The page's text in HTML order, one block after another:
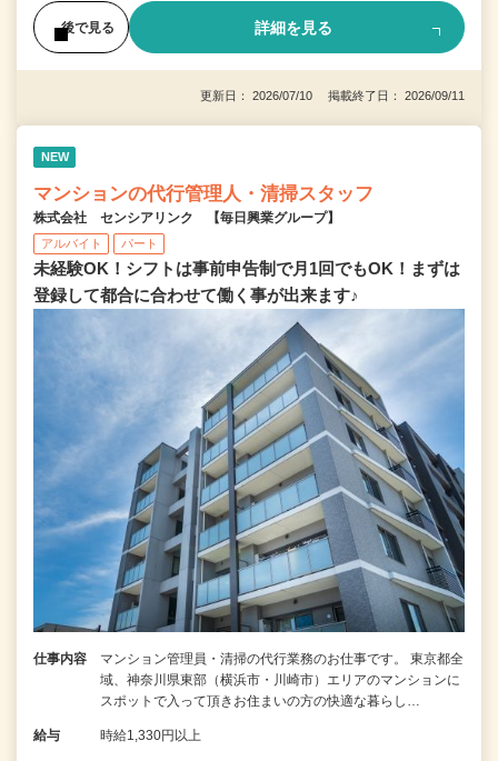
後で見る 詳細を見る
更新日： 2026/07/10 掲載終了日： 2026/09/11
NEW
マンションの代行管理人・清掃スタッフ
株式会社 センシアリンク 【毎日興業グループ】
アルバイト パート
未経験OK！シフトは事前申告制で月1回でもOK！まずは
登録して都合に合わせて働く事が出来ます♪
仕事内容
マンション管理員・清掃の代行業務のお仕事です。 東京都全
域、神奈川県東部（横浜市・川崎市）エリアのマンションに
スポットで入って頂きお住まいの方の快適な暮らし…
給与 時給1,330円以上